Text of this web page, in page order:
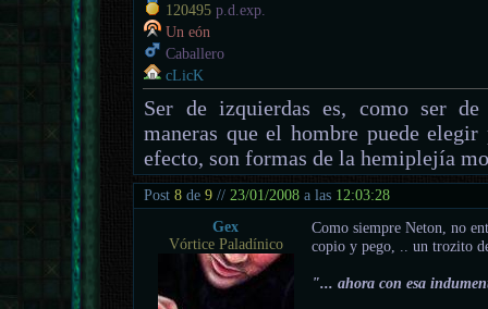
120495 p.d.exp.
Un eón
Caballero
cLicK
Ser de izquierdas es, como ser
maneras que el hombre puede
efecto, son formas de la hemiplejía
Post8 de9 // 23/01/2008 a las 12:03:28
Gex
Vórtice Paladínico
Como siempre Neton, no
copio y pego, .. un trozito
"... ahora con esa